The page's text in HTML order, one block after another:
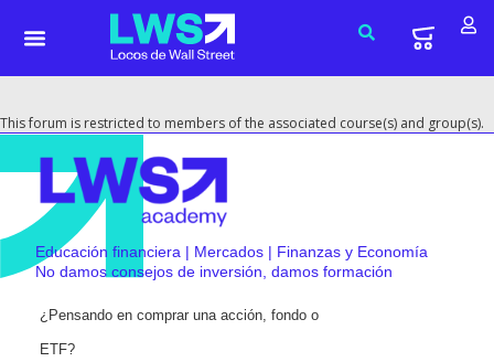
This forum is restricted to members of the associated course(s) and group(s).
Educación financiera | Mercados | Finanzas y Economía
No damos consejos de inversión, damos formación
¿Pensando en comprar una acción, fondo o
ETF?